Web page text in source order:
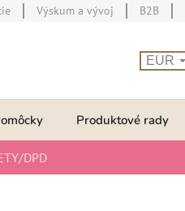
Výskum a vývoj B2B
EUR
Produktové rady
DPD